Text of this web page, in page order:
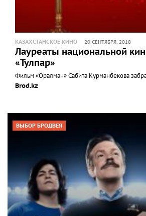
КАЗАХСТАНСКОЕ КИНО 20 СЕНТЯБРЯ, 2018
Лауреаты национальной
«Тулпар»
Фильм «Оралман» Сабита Курманбекова
Brod.kz
ВЫБОР БРОДВЕЯ